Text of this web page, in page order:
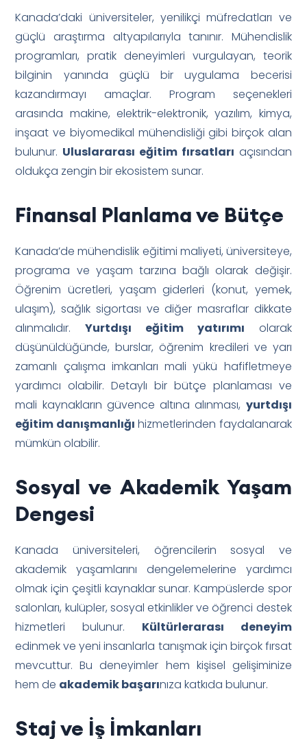
Kanada’daki üniversiteler, yenilikçi müfredatları ve
güçlü araştırma altyapılarıyla tanınır. Mühendislik
programları, pratik deneyimleri vurgulayan, teorik
bilginin yanında güçlü bir uygulama becerisi
kazandırmayı amaçlar. Program seçenekleri
arasında makine, elektrik-elektronik, yazılım, kimya,
inşaat ve biyomedikal mühendisliği gibi birçok alan
bulunur. Uluslararası eğitim fırsatları açısından
oldukça zengin bir ekosistem sunar.
Finansal Planlama ve Bütçe
Kanada’de mühendislik eğitimi maliyeti, üniversiteye,
programa ve yaşam tarzına bağlı olarak değişir.
Öğrenim ücretleri, yaşam giderleri (konut, yemek,
ulaşım), sağlık sigortası ve diğer masraflar dikkate
alınmalıdır.Yurtdışı eğitim yatırımı olarak
düşünüldüğünde, burslar, öğrenim kredileri ve yarı
zamanlı çalışma imkanları mali yükü hafifletmeye
yardımcı olabilir. Detaylı bir bütçe planlaması ve
mali kaynakların güvence altına alınması, yurtdışı
eğitim danışmanlığı hizmetlerinden faydalanarak
mümkün olabilir.
Sosyal ve Akademik Yaşam
Dengesi
Kanada üniversiteleri, öğrencilerin sosyal ve
akademik yaşamlarını dengelemelerine yardımcı
olmak için çeşitli kaynaklar sunar. Kampüslerde spor
salonları, kulüpler, sosyal etkinlikler ve öğrenci destek
hizmetleri bulunur. Kültürlerarası deneyim
edinmek ve yeni insanlarla tanışmak için birçok fırsat
mevcuttur. Bu deneyimler hem kişisel gelişiminize
hem de akademik başarınıza katkıda bulunur.
Staj ve İş İmkanları